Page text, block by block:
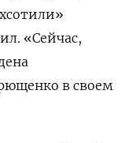
«Сейчас,
в своем